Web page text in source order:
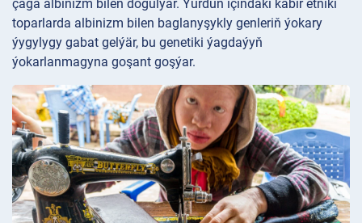
çaga albinizm bilen dogulýar. Ýurduň içindäki käbir etniki
toparlarda albinizm bilen baglanyşykly genleriň ýokary
ýygylygy gabat gelýär, bu genetiki ýagdaýyň
ýokarlanmagyna goşant goşýar.